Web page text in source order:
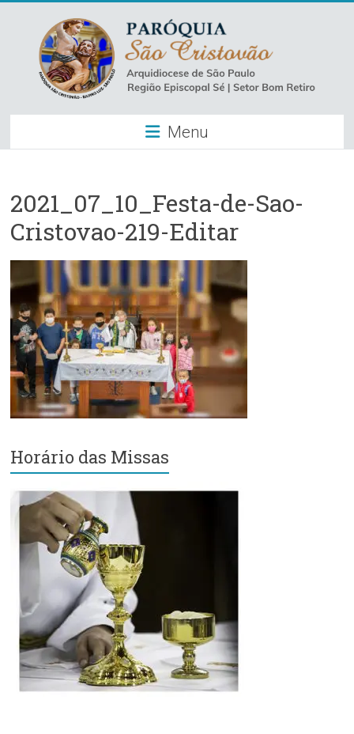
content
Paróquia
São
–
Luz
de
São
Paulo
–
Região
Episcopal
Sé
–
Bom
Retiro
Menu
2021_07_10_Festa-de-Sao-
Cristovao-219-Editar
Horário das Missas